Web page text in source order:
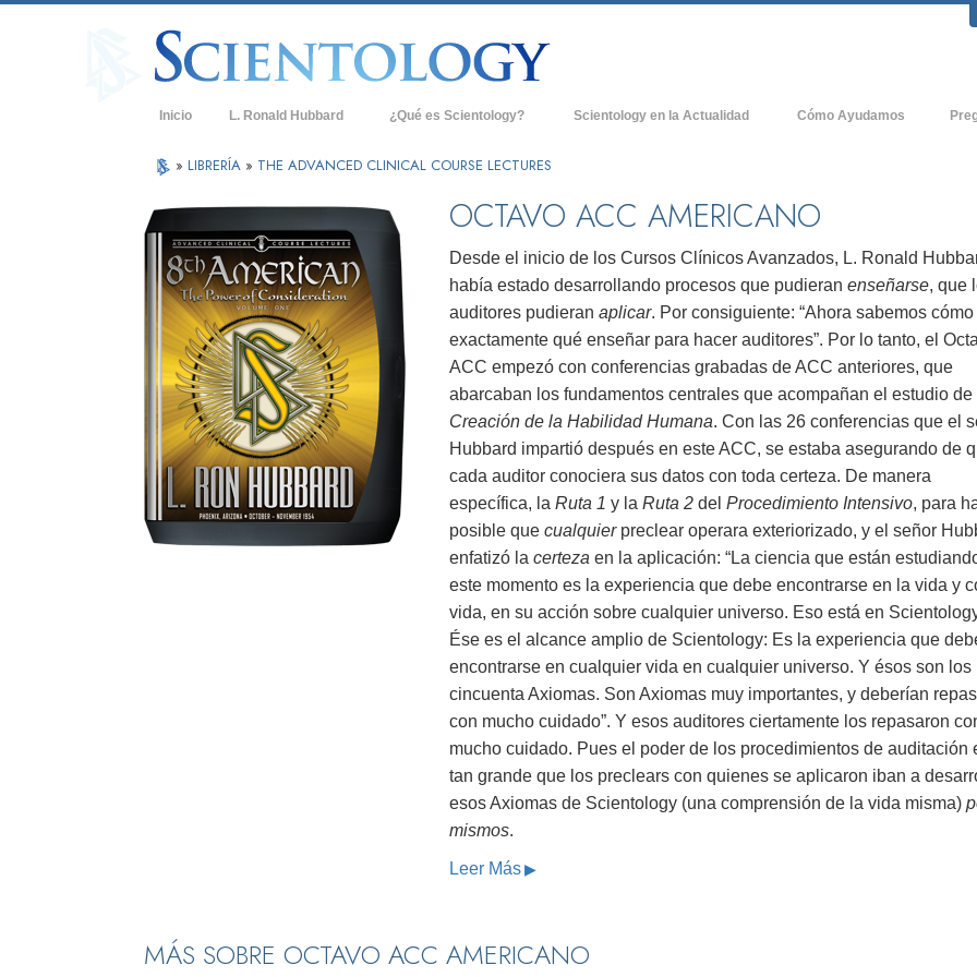
Inicio L. Ronald Hubbard ¿Qué es Scientology?
Creencias y Prácticas
Qué dicen los Scientologists acerca de
Scientology
Conoce a un Scientologist
Dentro de una Iglesia
Los Principios Básicos de Scientology
Una Introducción a Dianética
Amor y Odio: ¿Qué es Grandeza?
Scientology en la Actualidad
Base en Tierra de Flag
Freewinds
Llevando Scientology al Mundo
David Miscavige - Líder Eclesiástico de
Scientology
Cómo Ayudamos
La
» LIBRERÍA » THE ADVANCED CLINICAL COURSE LECTURES
OCTAVO ACC AMERICANO
Desde el inicio de los Cursos Clínicos Avanzados, L. Ronald
había estado desarrollando procesos que pudieran enseñarse, que
auditores pudieran aplicar. Por consiguiente: “Ahora sabemos cómo
exactamente qué enseñar para hacer auditores”. Por lo tanto, el
ACC empezó con conferencias grabadas de ACC anteriores, que
abarcaban los fundamentos centrales que acompañan el estudio de
Creación de la Habilidad Humana. Con las 26 conferencias que el
Hubbard impartió después en este ACC, se estaba asegurando de
cada auditor conociera sus datos con toda certeza. De manera
específica, la Ruta 1 y la Ruta 2 del Procedimiento Intensivo, para
posible que cualquierpreclear operara exteriorizado, y el señor
enfatizó la certeza en la aplicación: “La ciencia que están
este momento es la experiencia que debe encontrarse en la vida y
vida, en su acción sobre cualquier universo. Eso está en
Ése es el alcance amplio de Scientology: Es la experiencia que
encontrarse en cualquier vida en cualquier universo. Y ésos son los
cincuenta Axiomas. Son Axiomas muy importantes, y deberían
con mucho cuidado”. Y esos auditores ciertamente los repasaron
mucho cuidado. Pues el poder de los procedimientos de auditación
tan grande que los preclears con quienes se aplicaron iban a
esos Axiomas de Scientology (una comprensión de la vida misma)
mismos.
Leer Más
MÁS SOBRE OCTAVO ACC AMERICANO